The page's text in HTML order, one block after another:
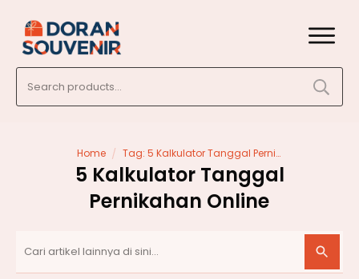
for:
Home / Tag: 5 Kalkulator Tanggal Pernikahan Online
5 Kalkulator Tanggal
Pernikahan Online